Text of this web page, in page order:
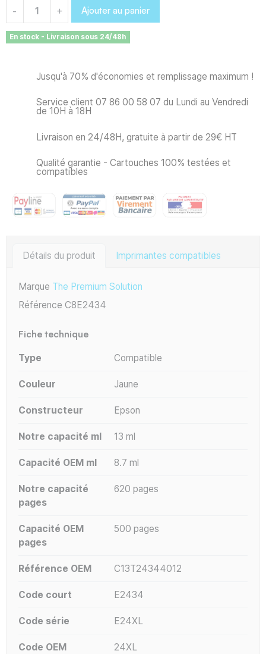
- + Ajouter au panier
En stock - Livraison sous 24/48h
Jusqu'à 70% d'économies et remplissage maximum !
Service client 07 86 00 58 07 du Lundi au Vendredi
de 10H à 18H
Livraison en 24/48H, gratuite à partir de 29€ HT
Qualité garantie - Cartouches 100% testées et
compatibles
Détails du produit Imprimantes compatibles
Marque The Premium Solution
Référence C8E2434
Fiche technique
Type Compatible
Couleur Jaune
Constructeur Epson
Notre capacité ml 13 ml
Capacité OEM ml 8.7 ml
Notre capacité
pages
620 pages
Capacité OEM
pages
500 pages
Référence OEM C13T24344012
Code court E2434
Code série E24XL
Code OEM
24XL